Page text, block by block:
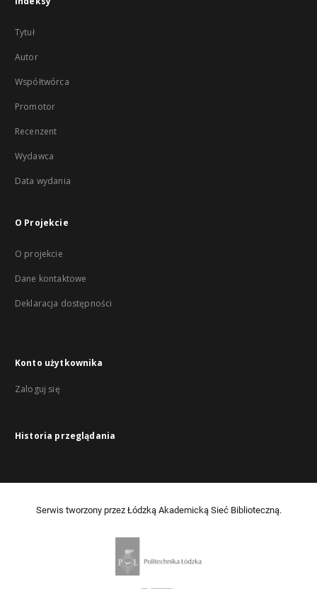
Tytuł
Autor
Współtwórca
Promotor
Recenzent
Wydawca
Data wydania
O Projekcie
O projekcie
Dane kontaktowe
Deklaracja dostępności
Konto użytkownika
Zaloguj się
Historia przeglądania
Serwis tworzony przez Łódzką Akademicką Sieć Biblioteczną.